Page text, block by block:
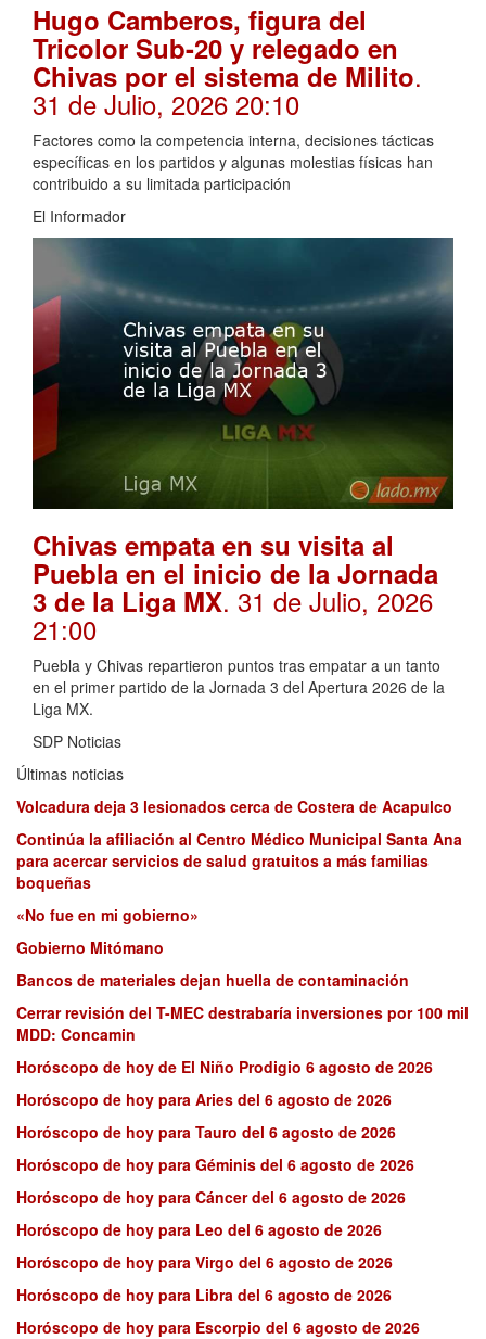
Hugo Camberos, figura del
Tricolor Sub-20 y relegado en
Chivas por el sistema de Milito.
31 de Julio, 2026 20:10
Factores como la competencia interna, decisiones tácticas
específicas en los partidos y algunas molestias físicas han
contribuido a su limitada participación
El Informador
Chivas empata en su visita al
Puebla en el inicio de la Jornada
3 de la Liga MX. 31 de Julio, 2026
21:00
Puebla y Chivas repartieron puntos tras empatar a un tanto
en el primer partido de la Jornada 3 del Apertura 2026 de la
Liga MX.
SDP Noticias
Últimas noticias
Volcadura deja 3 lesionados cerca de Costera de Acapulco
Continúa la afiliación al Centro Médico Municipal Santa Ana
para acercar servicios de salud gratuitos a más familias
boqueñas
«No fue en mi gobierno»
Gobierno Mitómano
Bancos de materiales dejan huella de contaminación
Cerrar revisión del T-MEC destrabaría inversiones por 100 mil
MDD: Concamin
Horóscopo de hoy de El Niño Prodigio 6 agosto de 2026
Horóscopo de hoy para Aries del 6 agosto de 2026
Horóscopo de hoy para Tauro del 6 agosto de 2026
Horóscopo de hoy para Géminis del 6 agosto de 2026
Horóscopo de hoy para Cáncer del 6 agosto de 2026
Horóscopo de hoy para Leo del 6 agosto de 2026
Horóscopo de hoy para Virgo del 6 agosto de 2026
Horóscopo de hoy para Libra del 6 agosto de 2026
Horóscopo de hoy para Escorpio del 6 agosto de 2026